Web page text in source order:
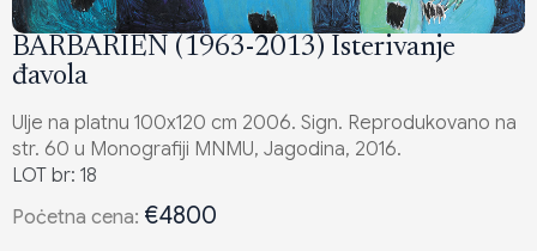
BARBARIEN (1963-2013) Isterivanje
đavola
Ulje na platnu 100x120 cm 2006. Sign. Reprodukovano na
str. 60 u Monografiji MNMU, Jagodina, 2016.
LOT br: 18
Poċetna cena: €4800